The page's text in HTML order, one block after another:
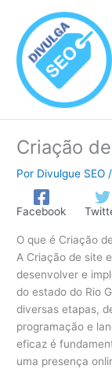
conteúdo
Criação
Por Divulgue SEO
Facebook
O que é Criação
A Criação de site
desenvolver e
do estado do Rio
diversas etapas,
programação e
eficaz é
uma presença